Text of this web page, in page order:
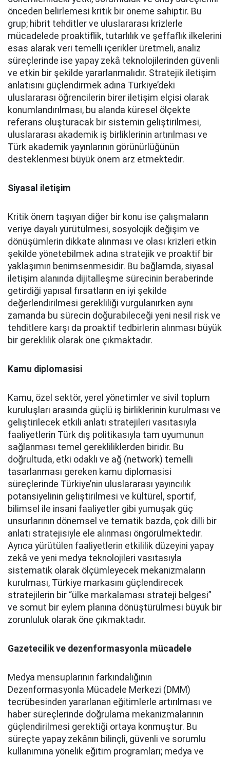
önceden belirlemesi kritik bir öneme sahiptir. Bu
grup; hibrit tehditler ve uluslararası krizlerle
mücadelede proaktiflik, tutarlılık ve şeffaflık ilkelerini
esas alarak veri temelli içerikler üretmeli, analiz
süreçlerinde ise yapay zekâ teknolojilerinden güvenli
ve etkin bir şekilde yararlanmalıdır. Stratejik iletişim
anlatısını güçlendirmek adına Türkiye’deki
uluslararası öğrencilerin birer iletişim elçisi olarak
konumlandırılması, bu alanda küresel ölçekte
referans oluşturacak bir sistemin geliştirilmesi,
uluslararası akademik iş birliklerinin artırılması ve
Türk akademik yayınlarının görünürlüğünün
desteklenmesi büyük önem arz etmektedir.
Siyasal iletişim
Kritik önem taşıyan diğer bir konu ise çalışmaların
veriye dayalı yürütülmesi, sosyolojik değişim ve
dönüşümlerin dikkate alınması ve olası krizleri etkin
şekilde yönetebilmek adına stratejik ve proaktif bir
yaklaşımın benimsenmesidir. Bu bağlamda, siyasal
iletişim alanında dijitalleşme sürecinin beraberinde
getirdiği yapısal fırsatların en iyi şekilde
değerlendirilmesi gerekliliği vurgulanırken aynı
zamanda bu sürecin doğurabileceği yeni nesil risk ve
tehditlere karşı da proaktif tedbirlerin alınması büyük
bir gereklilik olarak öne çıkmaktadır.
Kamu diplomasisi
Kamu, özel sektör, yerel yönetimler ve sivil toplum
kuruluşları arasında güçlü iş birliklerinin kurulması ve
geliştirilecek etkili anlatı stratejileri vasıtasıyla
faaliyetlerin Türk dış politikasıyla tam uyumunun
sağlanması temel gerekliliklerden biridir. Bu
doğrultuda, etki odaklı ve ağ (network) temelli
tasarlanması gereken kamu diplomasisi
süreçlerinde Türkiye’nin uluslararası yayıncılık
potansiyelinin geliştirilmesi ve kültürel, sportif,
bilimsel ile insani faaliyetler gibi yumuşak güç
unsurlarının dönemsel ve tematik bazda, çok dilli bir
anlatı stratejisiyle ele alınması öngörülmektedir.
Ayrıca yürütülen faaliyetlerin etkililik düzeyini yapay
zekâ ve yeni medya teknolojileri vasıtasıyla
sistematik olarak ölçümleyecek mekanizmaların
kurulması, Türkiye markasını güçlendirecek
stratejilerin bir “ülke markalaması strateji belgesi”
ve somut bir eylem planına dönüştürülmesi büyük bir
zorunluluk olarak öne çıkmaktadır.
Gazetecilik ve dezenformasyonla mücadele
Medya mensuplarının farkındalığının
Dezenformasyonla Mücadele Merkezi (DMM)
tecrübesinden yararlanan eğitimlerle artırılması ve
haber süreçlerinde doğrulama mekanizmalarının
güçlendirilmesi gerektiği ortaya konmuştur. Bu
süreçte yapay zekânın bilinçli, güvenli ve sorumlu
kullanımına yönelik eğitim programları; medya ve